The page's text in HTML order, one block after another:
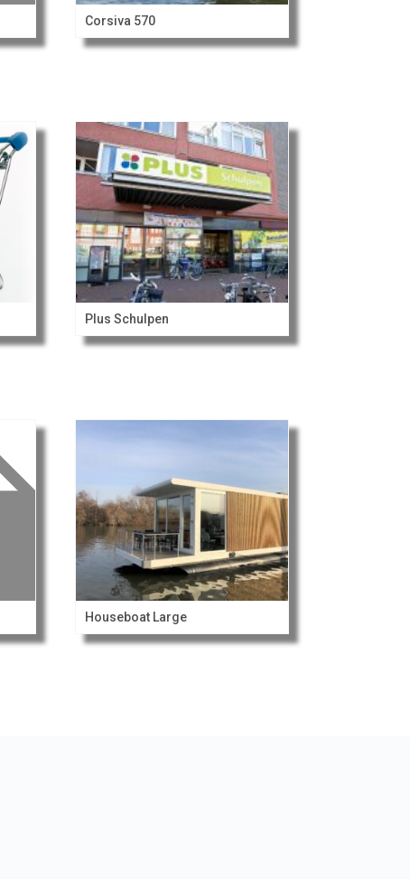
Corsiva 570
Plus Schulpen
Houseboat Large